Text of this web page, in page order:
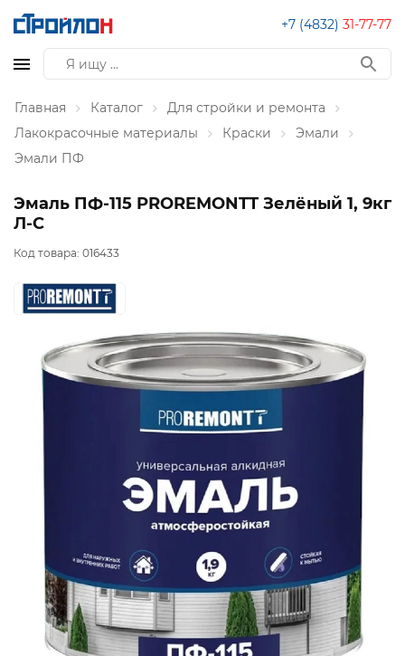
+7 (4832) 31-77-77
Главная Каталог
Для стройки и ремонта
Лакокрасочные материалы
Краски
Эмали
Эмали ПФ
Эмаль ПФ-115 PROREMONTT Зелёный 1, 9кг
Л-С
Код товара: 016433